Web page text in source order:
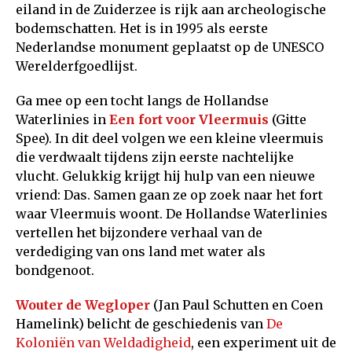
eiland in de Zuiderzee is rijk aan archeologische
bodemschatten. Het is in 1995 als eerste
Nederlandse monument geplaatst op de UNESCO
Werelderfgoedlijst.
Ga mee op een tocht langs de Hollandse
Waterlinies in Een fort voor Vleermuis (Gitte
Spee). In dit deel volgen we een kleine vleermuis
die verdwaalt tijdens zijn eerste nachtelijke
vlucht. Gelukkig krijgt hij hulp van een nieuwe
vriend: Das. Samen gaan ze op zoek naar het fort
waar Vleermuis woont. De Hollandse Waterlinies
vertellen het bijzondere verhaal van de
verdediging van ons land met water als
bondgenoot.
Wouter de Wegloper (Jan Paul Schutten en Coen
Hamelink) belicht de geschiedenis van De
Koloniën van Weldadigheid, een experiment uit de